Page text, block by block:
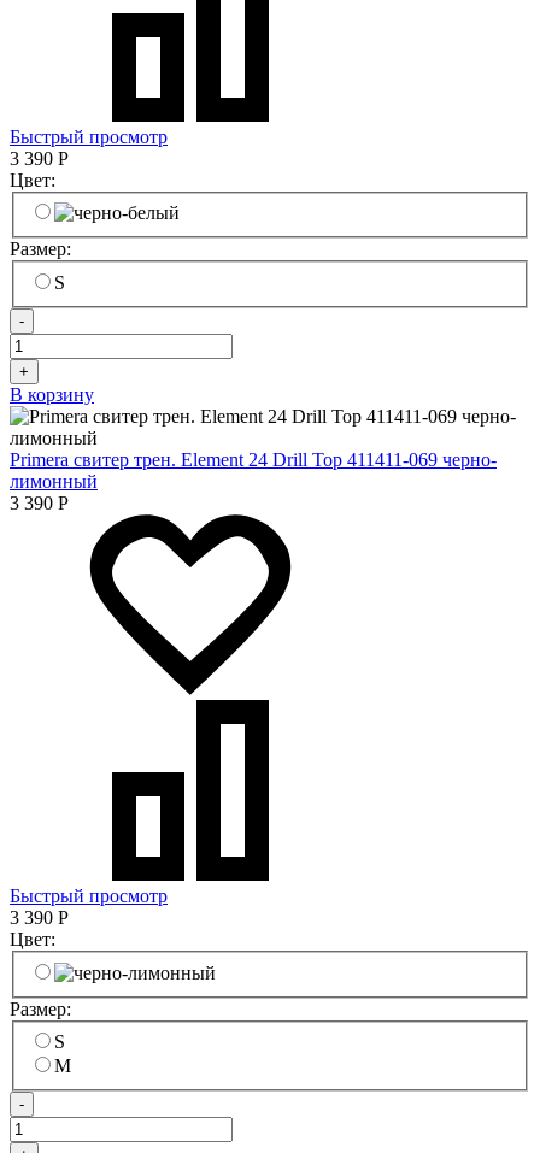
Быстрый просмотр
3 390 Р
Цвет:
Размер:
S
-
+
В корзину
Primera свитер трен. Element 24 Drill Top 411411-069 черно-
лимонный
3 390 Р
Быстрый просмотр
3 390 Р
Цвет:
Размер:
S
M
-